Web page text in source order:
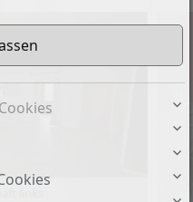
links